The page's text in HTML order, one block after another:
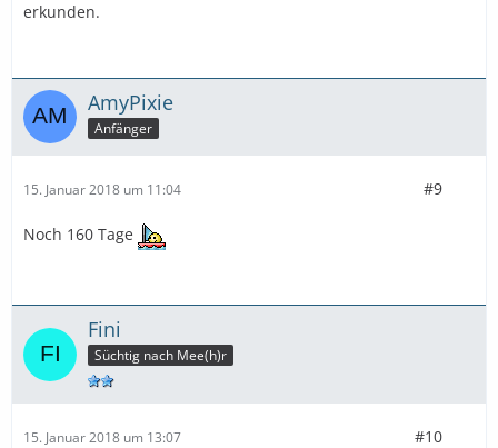
erkunden.
AmyPixie
Anfänger
15. Januar 2018 um 11:04 #9
Noch 160 Tage
Fini
Süchtig nach Mee(h)r
15. Januar 2018 um 13:07 #10